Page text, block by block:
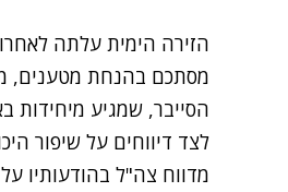
הזירה הימית עלתה
מסתכם בהנחת מטענים,
הסייבר, שמגיע מיחידות
לצד דיווחים על שיפור
מדווח צה"ל בהודעותיו